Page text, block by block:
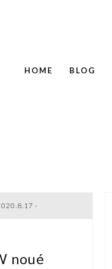
HOME BLOG
-
noué